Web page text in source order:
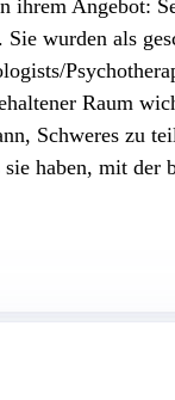
ihrem Angebot:
wurden als
Raum
Schweres zu
haben, mit der